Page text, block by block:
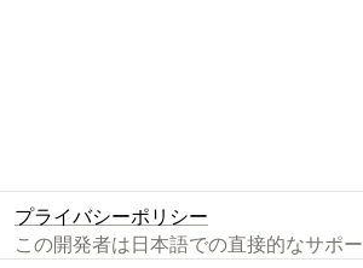
プライバシーポリシー
この開発者は日本語での直接的なサポ